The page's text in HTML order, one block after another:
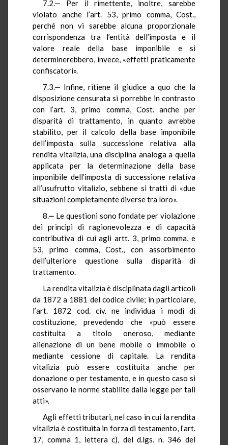
7.2.‒ Per il rimettente, inoltre, sarebbe
violato anche l’art. 53, primo comma, Cost.,
perché non vi sarebbe alcuna proporzionale
corrispondenza tra l’entità dell’imposta e il
valore reale della base imponibile e si
determinerebbero, invece, «effetti praticamente
confiscatori».
7.3.‒ Infine, ritiene il giudice a quo che la
disposizione censurata si porrebbe in contrasto
con l’art. 3, primo comma, Cost. anche per
disparità di trattamento, in quanto avrebbe
stabilito, per il calcolo della base imponibile
dell’imposta sulla successione relativa alla
rendita vitalizia, una disciplina analoga a quella
applicata per la determinazione della base
imponibile dell’imposta di successione relativa
all’usufrutto vitalizio, sebbene si tratti di «due
situazioni completamente diverse tra loro».
8.‒ Le questioni sono fondate per violazione
dei principi di ragionevolezza e di capacità
contributiva di cui agli artt. 3, primo comma, e
53, primo comma, Cost., con assorbimento
dell’ulteriore questione sulla disparità di
trattamento.
La rendita vitalizia è disciplinata dagli articoli
da 1872 a 1881 del codice civile; in particolare,
l’art. 1872 cod. civ. ne individua i modi di
costituzione, prevedendo che «può essere
costituita a titolo oneroso, mediante
alienazione di un bene mobile o immobile o
mediante cessione di capitale. La rendita
vitalizia può essere costituita anche per
donazione o per testamento, e in questo caso si
osservano le norme stabilite dalla legge per tali
atti».
Agli effetti tributari, nel caso in cui la rendita
vitalizia è costituita in forza di testamento, l’art.
17, comma 1, lettera c), del d.lgs. n. 346 del